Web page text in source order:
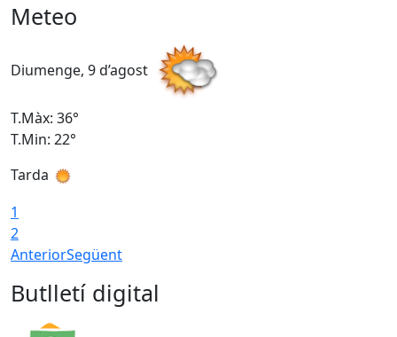
Meteo
Diumenge, 9 d’agost
T.Màx: 36°
T.Min: 22°
Tarda
1
2
AnteriorSegüent
Butlletí digital